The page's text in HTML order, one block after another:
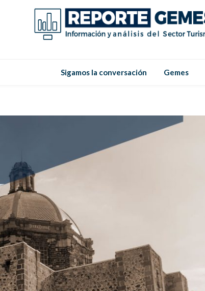
Sigamos la conversación
Gemes